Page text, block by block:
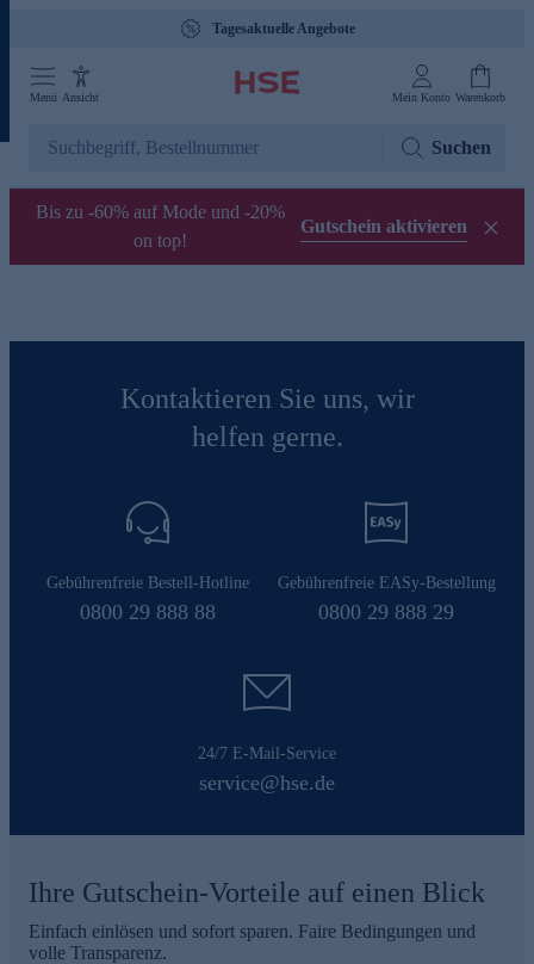
Tagesaktuelle Angebote
Menü Ansicht Mein Konto Warenkorb
Suchen
Bis zu -60% auf Mode und -20%
on top!
Gutschein aktivieren
Kontaktieren Sie uns, wir
helfen gerne.
Gebührenfreie Bestell-Hotline
0800 29 888 88
Gebührenfreie EASy-Bestellung
0800 29 888 29
24/7 E-Mail-Service
service@hse.de
Ihre Gutschein-Vorteile auf einen Blick
Einfach einlösen und sofort sparen. Faire Bedingungen und
volle Transparenz.